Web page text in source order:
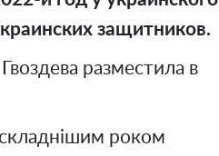
защитников.
разместила в
роком